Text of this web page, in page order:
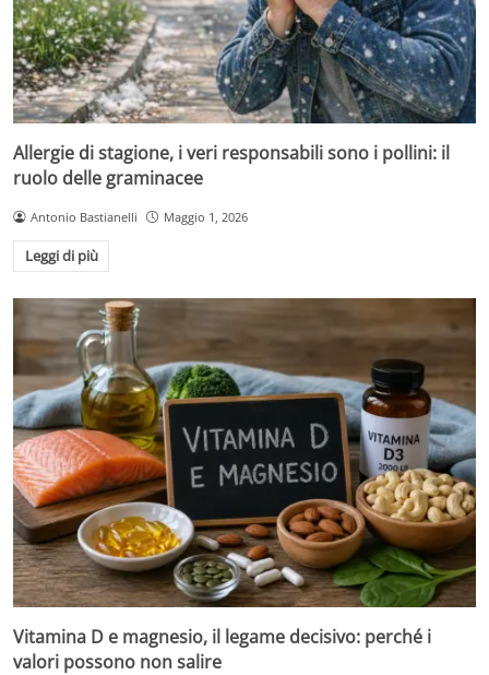
Allergie di stagione, i veri responsabili sono i pollini: il
ruolo delle graminacee
Antonio Bastianelli Maggio 1, 2026
Leggi di più
Vitamina D e magnesio, il legame decisivo: perché i
valori possono non salire